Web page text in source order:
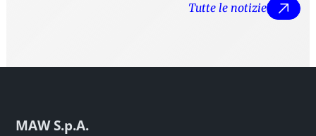
Tutte le notizie
MAW S.p.A.